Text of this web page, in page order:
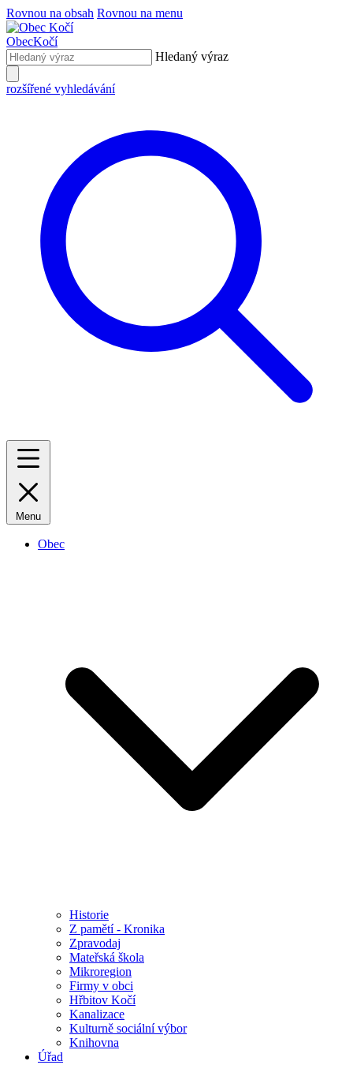
Rovnou na obsah Rovnou na menu
ObecKočí
Hledaný výraz
rozšířené vyhledávání
Menu
Obec
Historie
Z pamětí - Kronika
Zpravodaj
Mateřská škola
Mikroregion
Firmy v obci
Hřbitov Kočí
Kanalizace
Kulturně sociální výbor
Knihovna
Úřad